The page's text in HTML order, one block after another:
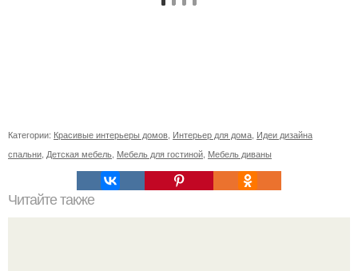
Категории: Красивые интерьеры домов Интерьер для дома Идеи дизайна
спальни Детская мебель Мебель для гостиной Мебель диваны
Читайте также